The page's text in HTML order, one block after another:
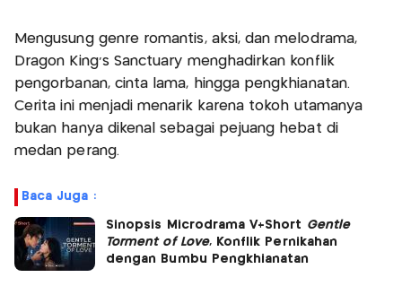
Mengusung genre romantis, aksi, dan melodrama,
Dragon King’s Sanctuary menghadirkan konflik
pengorbanan, cinta lama, hingga pengkhianatan.
Cerita ini menjadi menarik karena tokoh utamanya
bukan hanya dikenal sebagai pejuang hebat di
medan perang.
Baca Juga :
Sinopsis Microdrama V+Short Gentle
Torment of Love, Konflik Pernikahan
dengan Bumbu Pengkhianatan